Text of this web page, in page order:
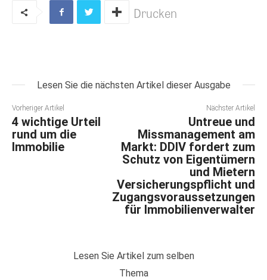
Drucken
Lesen Sie die nächsten Artikel dieser Ausgabe
Vorheriger Artikel
4 wichtige Urteil
rund um die
Immobilie
Nächster Artikel
Untreue und
Missmanagement am
Markt: DDIV fordert zum
Schutz von Eigentümern
und Mietern
Versicherungspflicht und
Zugangsvoraussetzungen
für Immobilienverwalter
Lesen Sie Artikel zum selben
Thema